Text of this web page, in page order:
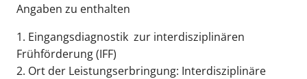
Angaben zu enthalten
1. Eingangsdiagnostik zur interdisziplinären
Frühförderung (IFF)
2. Ort der Leistungserbringung: Interdisziplinäre